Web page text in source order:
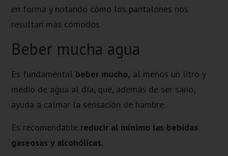
en forma y notando cómo los pantalones nos
resultan más cómodos.
Beber mucha agua
Es fundamental beber mucho, al menos un litro y
medio de agua al día, que, además de ser sano,
ayuda a calmar la sensación de hambre.
Es recomendable reducir al mínimo las bebidas
gaseosas y alcohólicas.